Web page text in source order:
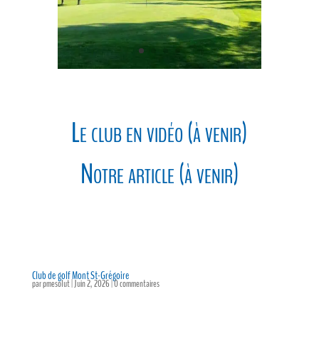
Le club en vidéo (à venir)
Notre article (à venir)
Club de golf Mont St-Grégoire
parpmesolut|Juin 2, 2026|0 commentaires